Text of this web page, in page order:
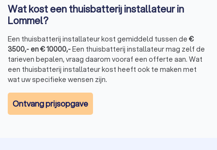
in aanschaf.
Loodzuur:
Waarom uw thuisbatterij laten installeren
door een professionele installateur?
Een thuisbatterij installeren is geen eenvoudige klus. Het is
een technisch proces waarbij verschillende factoren een rol
spelen, zoals de capaciteit van de batterij, de aansluiting op
uw zonnepanelen en het elektrische netwerk van uw woning.
Wat kost een thuisbatterij installateur in
Lommel?
Een thuisbatterij installateur kost gemiddeld tussen de €
3500,- en€10000,-Een thuisbatterij installateur mag zelf de
tarieven bepalen, vraag daarom vooraf een offerte aan. Wat
een thuisbatterij installateur kost heeft ook te maken met
wat uw specifieke wensen zijn.
Ontvang prijsopgave